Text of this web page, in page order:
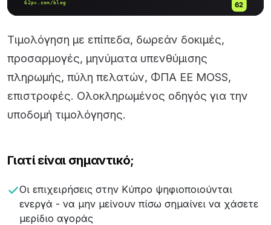
Τιμολόγηση με επίπεδα, δωρεάν δοκιμές,
προσαρμογές, μηνύματα υπενθύμισης
πληρωμής, πύλη πελατών, ΦΠΑ ΕΕ MOSS,
επιστροφές. Ολοκληρωμένος οδηγός για την
υποδομή τιμολόγησης.
Γιατί είναι σημαντικό;
Οι επιχειρήσεις στην Κύπρο ψηφιοποιούνται
ενεργά - να μην μείνουν πίσω σημαίνει να χάσετε
μερίδιο αγοράς